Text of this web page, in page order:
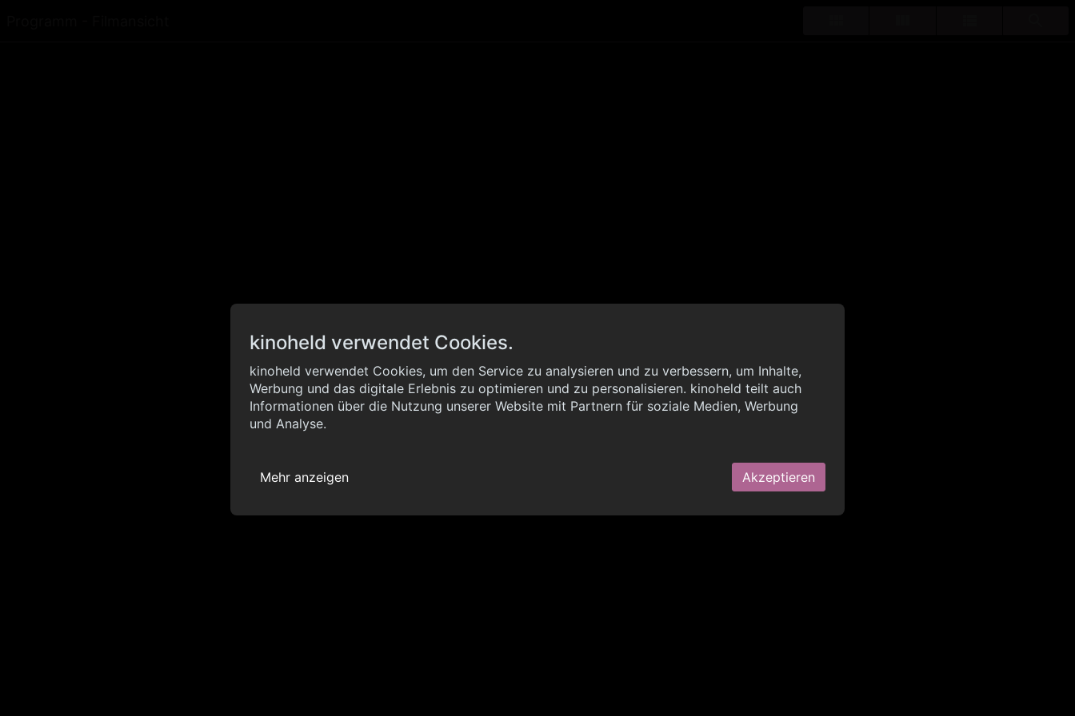
kinoheld verwendet Cookies.
kinoheld verwendet Cookies, um den Service zu analysieren und zu verbessern, um Inhalte,
Werbung und das digitale Erlebnis zu optimieren und zu personalisieren. kinoheld teilt auch
Informationen über die Nutzung unserer Website mit Partnern für soziale Medien, Werbung
und Analyse.
Mehr anzeigen Akzeptieren
Info
{ "__sentry_xhr__": { "method": "POST", "url": "//graph.kinoheld.de:/graphql/v1/query?lang=de",
"status_code": 0 } }